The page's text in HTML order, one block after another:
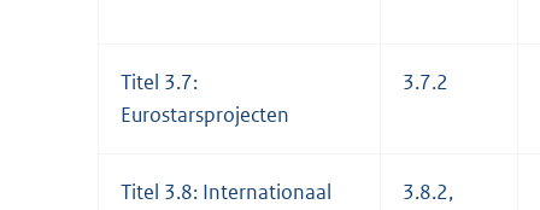
Titel 3.7:
Eurostarsprojecten
3.7.2
Titel 3.8: Internationaal
3.8.2,